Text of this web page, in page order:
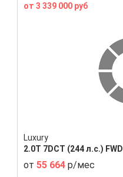
от 3 339 000 руб
Luxury
2.0T 7DCT (244 л.с.) FWD
от 55 664 р/мес